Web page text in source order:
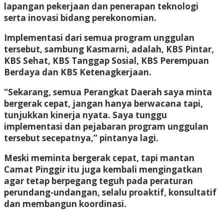
lapangan pekerjaan dan penerapan teknologi
serta inovasi bidang perekonomian.
Implementasi dari semua program unggulan
tersebut, sambung Kasmarni, adalah, KBS Pintar,
KBS Sehat, KBS Tanggap Sosial, KBS Perempuan
Berdaya dan KBS Ketenagkerjaan.
“Sekarang, semua Perangkat Daerah saya minta
bergerak cepat, jangan hanya berwacana tapi,
tunjukkan kinerja nyata. Saya tunggu
implementasi dan pejabaran program unggulan
tersebut secepatnya,” pintanya lagi.
Meski meminta bergerak cepat, tapi mantan
Camat Pinggir itu juga kembali mengingatkan
agar tetap berpegang teguh pada peraturan
perundang-undangan, selalu proaktif, konsultatif
dan membangun koordinasi.